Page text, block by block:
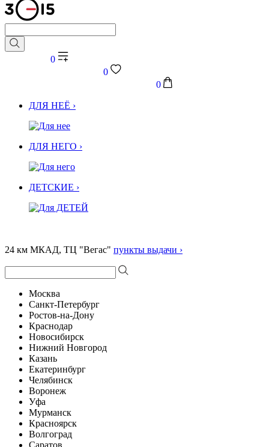
0
0
0
ДЛЯ НЕЁ ›
ДЛЯ НЕГО ›
ДЕТСКИЕ ›
24 км МКАД, ТЦ "Вегас" пункты выдачи ›
Москва
Санкт-Петербург
Ростов-на-Дону
Краснодар
Новосибирск
Нижний Новгород
Казань
Екатеринбург
Челябинск
Воронеж
Уфа
Мурманск
Красноярск
Волгоград
Саратов